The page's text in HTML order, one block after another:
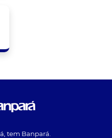
tem Banpará.